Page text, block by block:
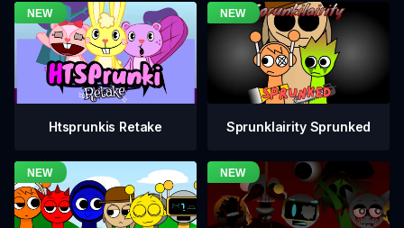
Htsprunkis Retake Sprunklairity Sprunked